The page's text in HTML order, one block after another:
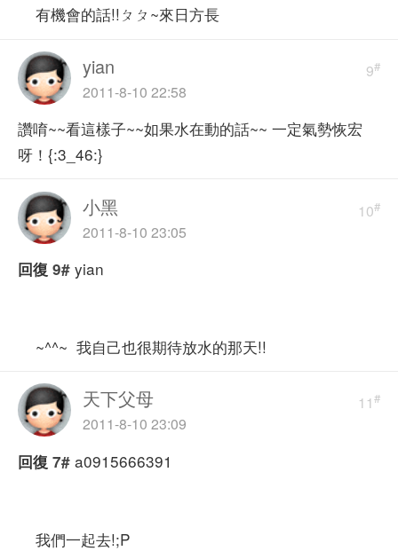
有機會的話!!ㄆㄆ~來日方長
9#
yian
2011-8-10 22:58
讚唷~~看這樣子~~如果水在動的話~~ 一定氣勢恢宏
呀！{:3_46:}
10#
小黑
2011-8-10 23:05
回復 9# yian
~^^~ 我自己也很期待放水的那天!!
11#
天下父母
2011-8-10 23:09
回復 7# a0915666391
我們一起去!;P